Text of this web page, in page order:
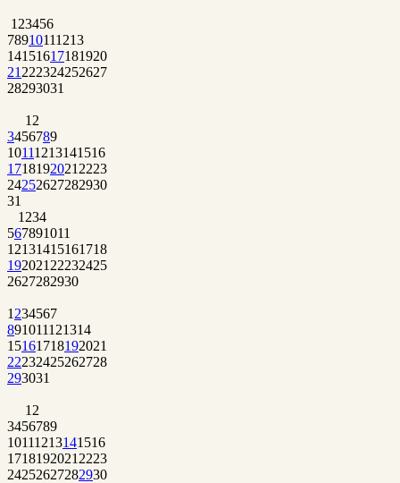
1 23456
78910111213
14151617181920
21 222324252627
28293031
1 2
3456789
10111213141516
1718192021 2223
24252627282930
31
1 234
567891011
12131415161718
192021 22232425
2627282930
1 234567
891011121314
15161718192021
22232425262728
293031
1 2
3456789
10111213141516
1718192021 2223
24252627282930